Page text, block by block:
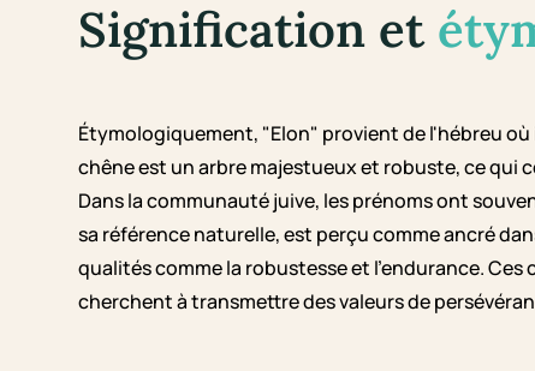
Signification et
Étymologiquement, "Elon" provient de l'hébreu
chêne est un arbre majestueux et robuste, ce qui
Dans la communauté juive, les prénoms ont
sa référence naturelle, est perçu comme ancré
qualités comme la robustesse et l'endurance.
cherchent à transmettre des valeurs de